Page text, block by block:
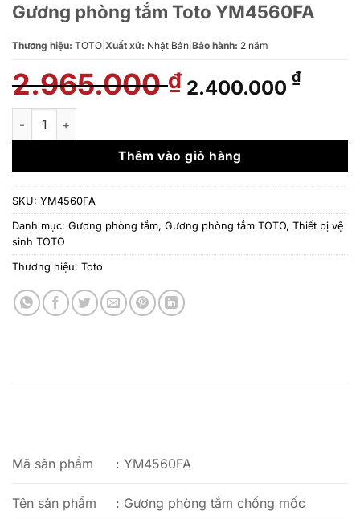
Gương phòng tắm Toto YM4560FA
Thương hiệu: TOTO Xuất xứ: Nhật Bản Bảo hành: 2 năm
2.965.000₫ Giá
gốc
2.965.000 ₫.
2.400.000 ₫Giá
là:
Gương phòng tắm Toto YM4560FA số lượng
Thêm vào giỏ hàng
SKU: YM4560FA
Danh mục: Gương phòng tắm, Gương phòng tắm TOTO, Thiết bị vệ
sinh TOTO
Thương hiệu: Toto
Mã sản phẩm : YM4560FA
Tên sản phẩm : Gương phòng tắm chống mốc